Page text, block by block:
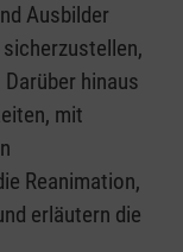
Ausbilder
hinaus
mit
Reanimation,
erläutern die